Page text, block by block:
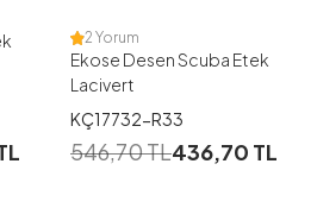
2 Yorum
Ekose Desen Scuba Etek
Lacivert
KÇ17732-R33
546,70TL436,70 TL